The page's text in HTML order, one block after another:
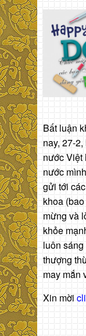
Bất luận
nay, 27-
nước Việt
nước
gửi tới
khoa
mừng và
khỏe
luôn
thượng
may mắn
Xin mời